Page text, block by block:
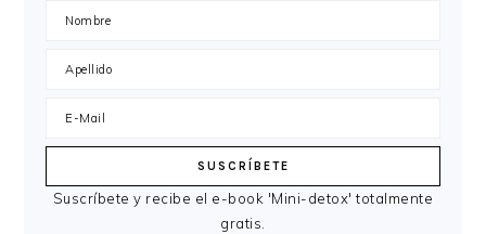
Suscríbete y recibe el e-book 'Mini-detox' totalmente
gratis.